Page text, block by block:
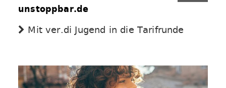
unstoppbar.de
Mit ver.di Jugend in die Tarifrunde